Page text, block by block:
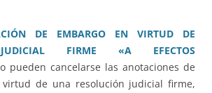
DE EMBARGO EN VIRTUD DE
JUDICIAL FIRME «A EFECTOS
pueden cancelarse las anotaciones de
de una resolución judicial firme,